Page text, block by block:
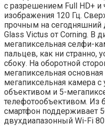
с разрешением Full HD+ и
изображения 120 Гц.
прочным на сегодняшний
Glass Victus от Corning. В
мегапиксельная селфи-
пальцев, как ни странно,
сбоку. На оборотной
мегапиксельная
мегапиксельная камера
объективом и 5-
телефотообъективом. Из
смартфон поддерживает
двухдиапазонный Wi-Fi